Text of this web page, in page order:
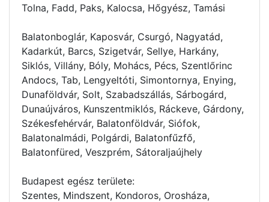
Tolna, Fadd, Paks, Kalocsa, Hőgyész, Tamási
Balatonboglár, Kaposvár, Csurgó, Nagyatád,
Kadarkút, Barcs, Szigetvár, Sellye, Harkány,
Siklós, Villány, Bóly, Mohács, Pécs, Szentlőrinc
Andocs, Tab, Lengyeltóti, Simontornya, Enying,
Dunaföldvár, Solt, Szabadszállás, Sárbogárd,
Dunaújváros, Kunszentmiklós, Ráckeve, Gárdony,
Székesfehérvár, Balatonföldvár, Siófok,
Balatonalmádi, Polgárdi, Balatonfűzfő,
Balatonfüred, Veszprém, Sátoraljaújhely
Budapest egész területe:
Szentes, Mindszent, Kondoros, Orosháza,